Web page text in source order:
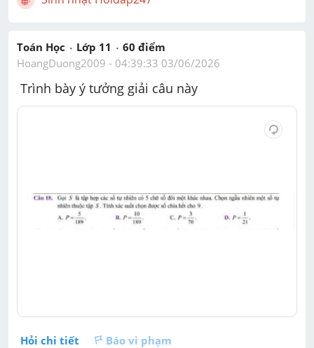
Toán Học Lớp 11 60 điểm
HoangDuong2009 - 04:39:33 03/06/2026
Trình bày ý tưởng giải câu này
Hỏi chi tiết Báo vi phạm